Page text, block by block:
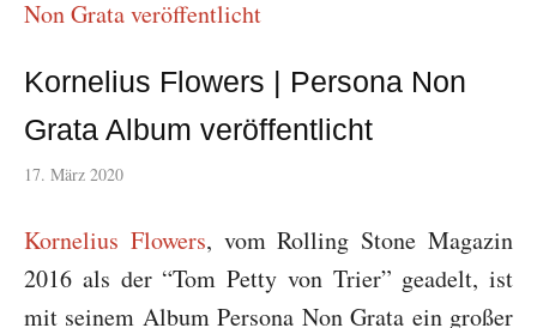
Kornelius Flowers | Persona Non
Grata Album veröffentlicht
17. März 2020
Kornelius Flowers, vom Rolling Stone Magazin
2016 als der “Tom Petty von Trier” geadelt, ist
mit seinem Album Persona Non Grata ein großer